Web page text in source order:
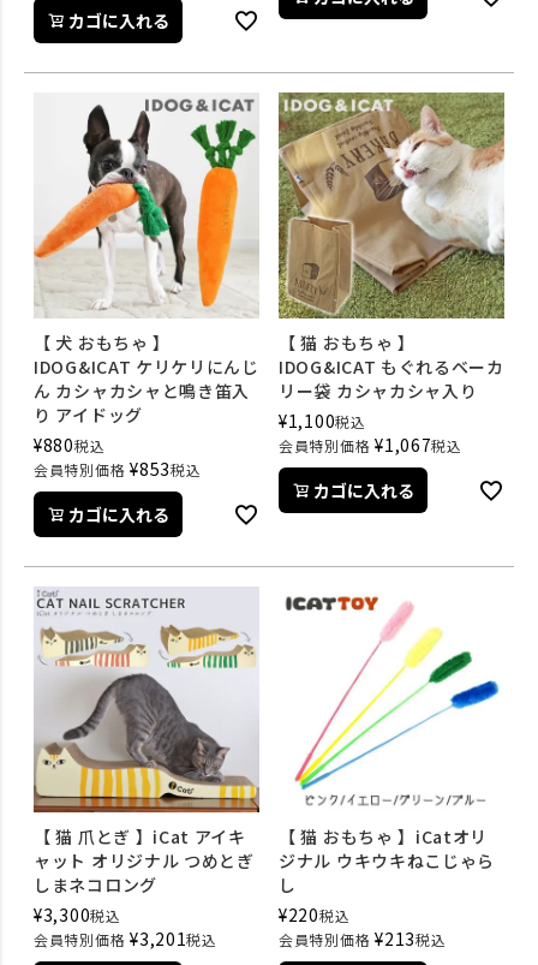
カゴに入れる
【 犬 おもちゃ 】
IDOG&ICAT ケリケリにんじ
ん カシャカシャと鳴き笛入
り アイドッグ
¥880税込
会員特別価格 ¥853税込
カゴに入れる
【 猫 おもちゃ 】
IDOG&ICAT もぐれるベーカ
リー袋 カシャカシャ入り
¥1,100税込
会員特別価格 ¥1,067税込
カゴに入れる
【 猫 爪とぎ 】iCat アイキ
ャット オリジナル つめとぎ
しまネコロング
¥3,300税込
会員特別価格 ¥3,201税込
【 猫 おもちゃ 】iCatオリ
ジナル ウキウキねこじゃら
し
¥220税込
会員特別価格 ¥213税込